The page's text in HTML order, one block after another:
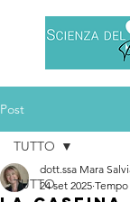
Post
TUTTO
TUTTO
dott.ssa Mara
24 set 2025